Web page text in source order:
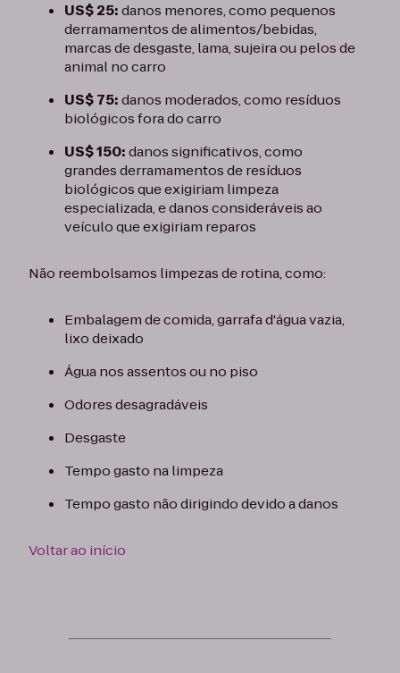
US$ 25:danos menores, como pequenos
derramamentos de alimentos/bebidas,
marcas de desgaste, lama, sujeira ou pelos de
animal no carro
US$ 75:danos moderados, como resíduos
biológicos fora do carro
US$ 150:danos significativos, como
grandes derramamentos de resíduos
biológicos que exigiriam limpeza
especializada, e danos consideráveis ao
veículo que exigiriam reparos
Não reembolsamos limpezas de rotina, como:
Embalagem de comida, garrafa d'água vazia,
lixo deixado
Água nos assentos ou no piso
Odores desagradáveis
Desgaste
Tempo gasto na limpeza
Tempo gasto não dirigindo devido a danos
Voltar ao início